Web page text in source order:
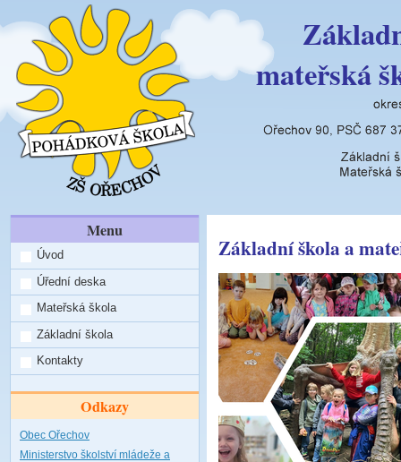
mateřská
Menu
Úvod
Úřední deska
Mateřská škola
Základní škola
Kontakty
Odkazy
Obec Ořechov
Ministerstvo školství mládeže a
Základní škola a